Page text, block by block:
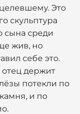
Это
скульптура
сына среди
жив, но
себе это.
держит
потекли по
и по